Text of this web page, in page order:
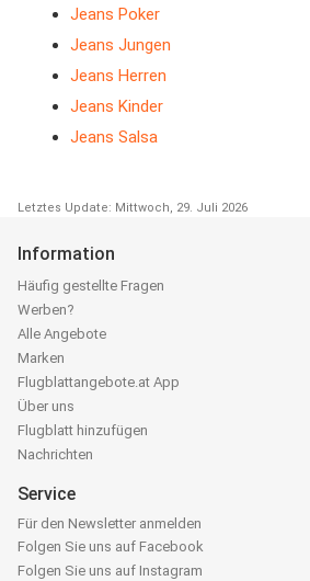
Jeans Poker
Jeans Jungen
Jeans Herren
Jeans Kinder
Jeans Salsa
Letztes Update: Mittwoch, 29. Juli 2026
Information
Häufig gestellte Fragen
Werben?
Alle Angebote
Marken
Flugblattangebote.at App
Über uns
Flugblatt hinzufügen
Nachrichten
Service
Für den Newsletter anmelden
Folgen Sie uns auf Facebook
Folgen Sie uns auf Instagram